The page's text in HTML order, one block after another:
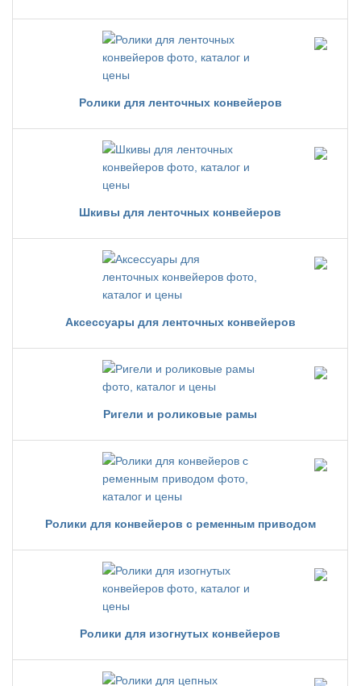
Ролики для ленточных конвейеров
Шкивы для ленточных конвейеров
Аксессуары для ленточных конвейеров
Ригели и роликовые рамы
Ролики для конвейеров с ременным приводом
Ролики для изогнутых конвейеров